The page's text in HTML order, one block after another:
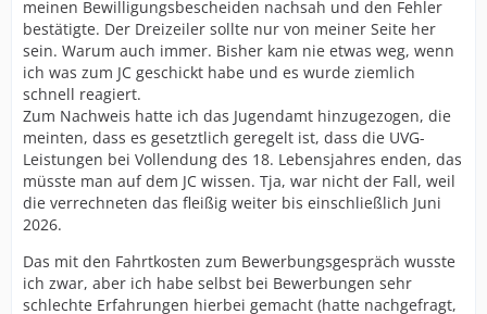
meinen Bewilligungsbescheiden nachsah und den Fehler
bestätigte. Der Dreizeiler sollte nur von meiner Seite her
sein. Warum auch immer. Bisher kam nie etwas weg, wenn
ich was zum JC geschickt habe und es wurde ziemlich
schnell reagiert.
Zum Nachweis hatte ich das Jugendamt hinzugezogen, die
meinten, dass es gesetztlich geregelt ist, dass die UVG-
Leistungen bei Vollendung des 18. Lebensjahres enden, das
müsste man auf dem JC wissen. Tja, war nicht der Fall, weil
die verrechneten das fleißig weiter bis einschließlich Juni
2026.
Das mit den Fahrtkosten zum Bewerbungsgespräch wusste
ich zwar, aber ich habe selbst bei Bewerbungen sehr
schlechte Erfahrungen hierbei gemacht (hatte nachgefragt,